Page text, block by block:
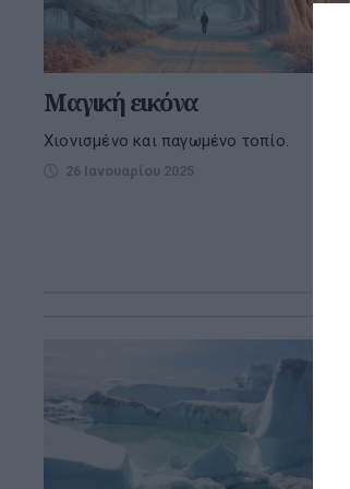
Μαγική εικόνα
Χιονισμένο και παγωμένο τοπίο.
26 Ιανουαρίου 2025